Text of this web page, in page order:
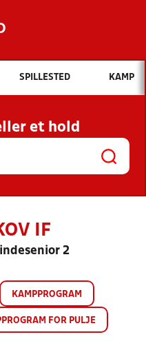
Hvad vil du søge efter?
OG NYHEDER
KLUBBER OG
SPILLESTED KAMP
et hold
IF
2
KAMPPROGRAM
FOR PULJE